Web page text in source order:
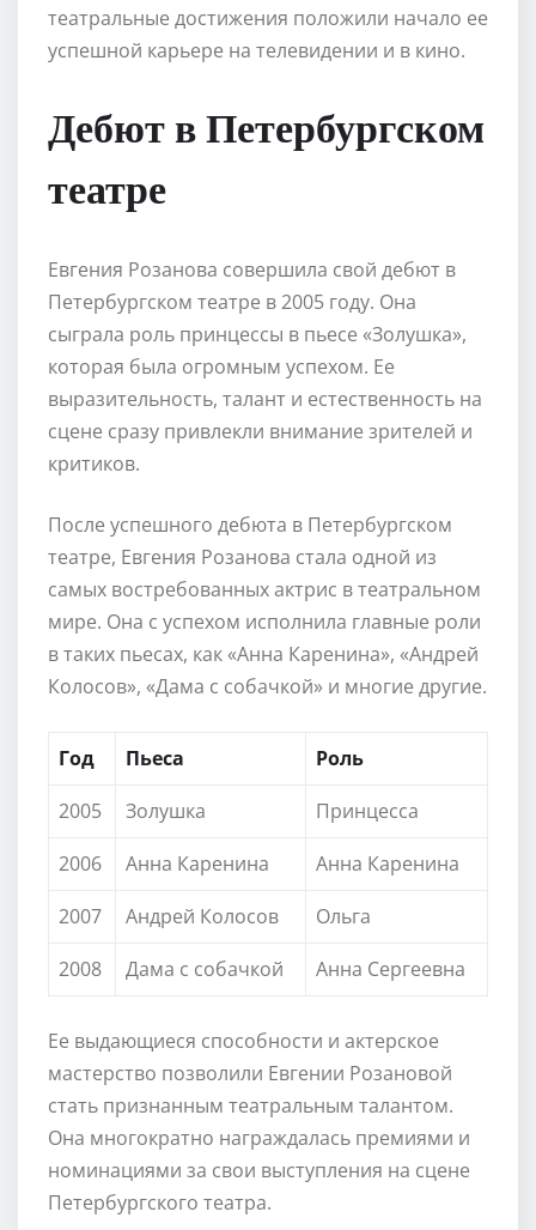
театральные достижения положили начало ее
успешной карьере на телевидении и в кино.
Дебют в Петербургском
театре
Евгения Розанова совершила свой дебют в
Петербургском театре в 2005 году. Она
сыграла роль принцессы в пьесе «Золушка»,
которая была огромным успехом. Ее
выразительность, талант и естественность на
сцене сразу привлекли внимание зрителей и
критиков.
После успешного дебюта в Петербургском
театре, Евгения Розанова стала одной из
самых востребованных актрис в театральном
мире. Она с успехом исполнила главные роли
в таких пьесах, как «Анна Каренина», «Андрей
Колосов», «Дама с собачкой» и многие другие.
Год Пьеса
Роль
2005
Золушка
Принцесса
2006
Анна Каренина
Анна Каренина
2007
Андрей Колосов
Ольга
2008
Дама с собачкой Анна Сергеевна
Ее выдающиеся способности и актерское
мастерство позволили Евгении Розановой
стать признанным театральным талантом.
Она многократно награждалась премиями и
номинациями за свои выступления на сцене
Петербургского театра.